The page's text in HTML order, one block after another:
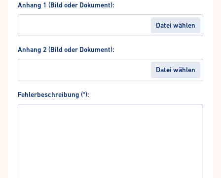
Anhang 1 (Bild oder Dokument):
Anhang 2 (Bild oder Dokument):
Fehlerbeschreibung (*):